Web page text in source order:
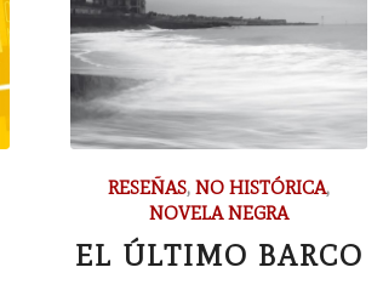
RESEÑAS,NO HISTÓRICA,
NOVELA NEGRA
EL ÚLTIMO BARCO